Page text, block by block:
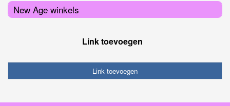
New Age winkels
Link toevoegen
Link toevoegen